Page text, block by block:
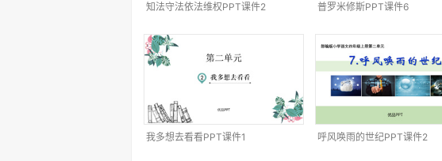
知法守法依法维权PPT课件2 普罗米修斯PPT课件6
我多想去看看PPT课件1 呼风唤雨的世纪PPT课件2